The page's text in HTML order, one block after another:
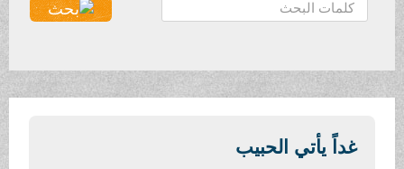
ح
ث
غداً يأتي الحبيب